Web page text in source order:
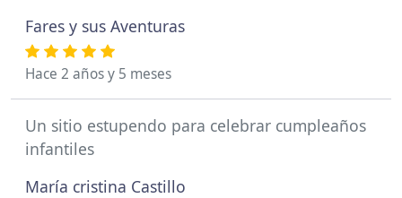
Fares y sus Aventuras
Hace 2 años y 5 meses
Un sitio estupendo para celebrar cumpleaños
infantiles
María cristina Castillo